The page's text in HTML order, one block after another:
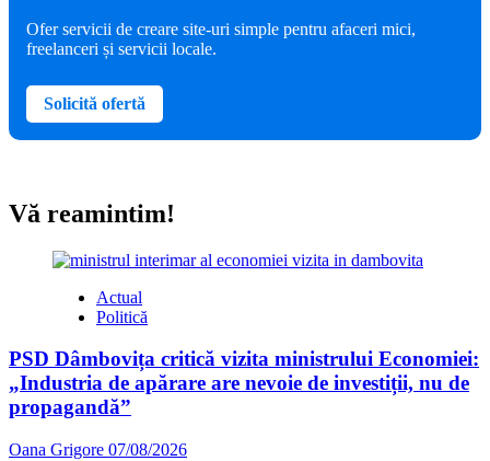
Ofer servicii de creare site-uri simple pentru afaceri mici,
freelanceri și servicii locale.
Solicită ofertă
Vă reamintim!
Actual
Politică
PSD Dâmbovița critică vizita ministrului Economiei:
„Industria de apărare are nevoie de investiții, nu de
propagandă”
Oana Grigore 07/08/2026